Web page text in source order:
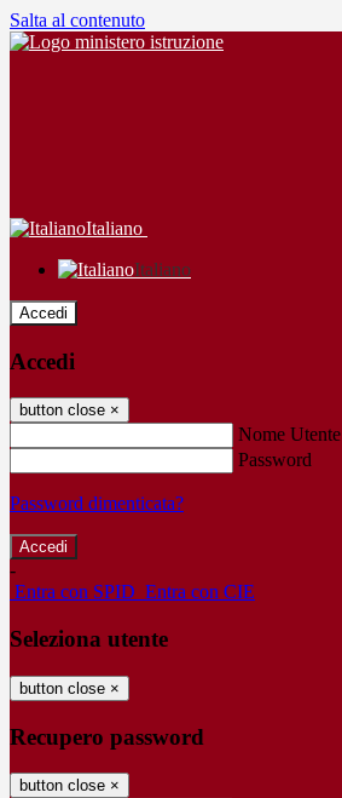
Salta al contenuto
Italiano
Italiano
Accedi
Accedi
button close ×
Nome Utente
Password
Password dimenticata?
-
Entra con SPID Entra con CIE
Seleziona utente
button close ×
Recupero password
button close ×